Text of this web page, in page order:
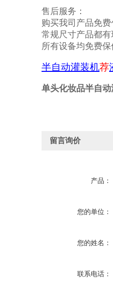
售后服务：
购买我司产品免
常规尺寸产品都
所有设备均免费
半自动灌装机荐
单头化妆品半自
留言询价
产品：
您的单位：
您的姓名：
联系电话：